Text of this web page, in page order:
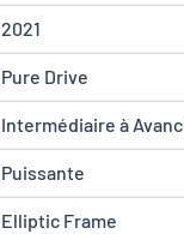
2021
Pure Drive
Intermédiaire à
Puissante
Elliptic Frame